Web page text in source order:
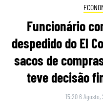
Funcionário
despedido do El
sacos de
teve decisão
15:20 6 Agosto,